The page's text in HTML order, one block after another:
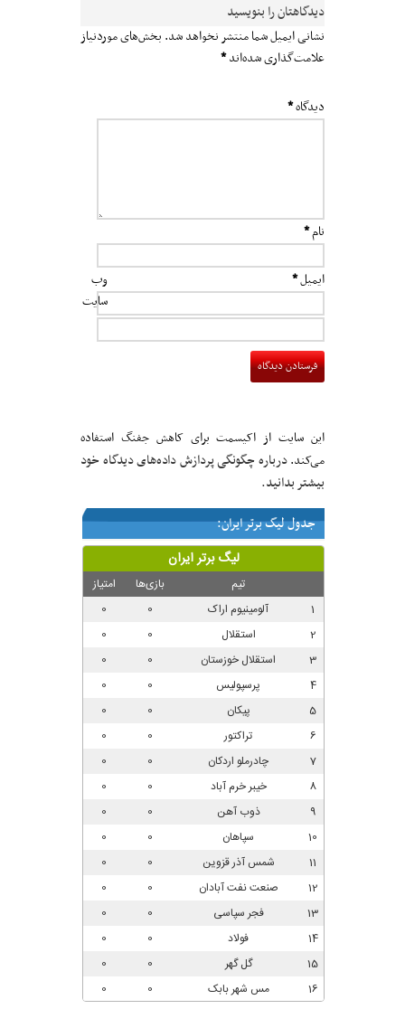
دیدگاهتان را بنویسید
نشانی ایمیل شما منتشر نخواهد شد. بخش‌های موردنیاز
علامت‌گذاری شده‌اند*
دیدگاه*
نام*
ایمیل*
وب‌
سایت
این سایت از اکیسمت برای کاهش جفنگ استفاده
می‌کند.درباره چگونگی پردازش داده‌های دیدگاه خود
بیشتر بدانید.
جدول لیگ برتر ایران: